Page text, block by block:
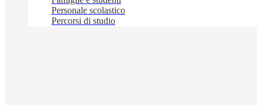
Personale scolastico
Percorsi di studio